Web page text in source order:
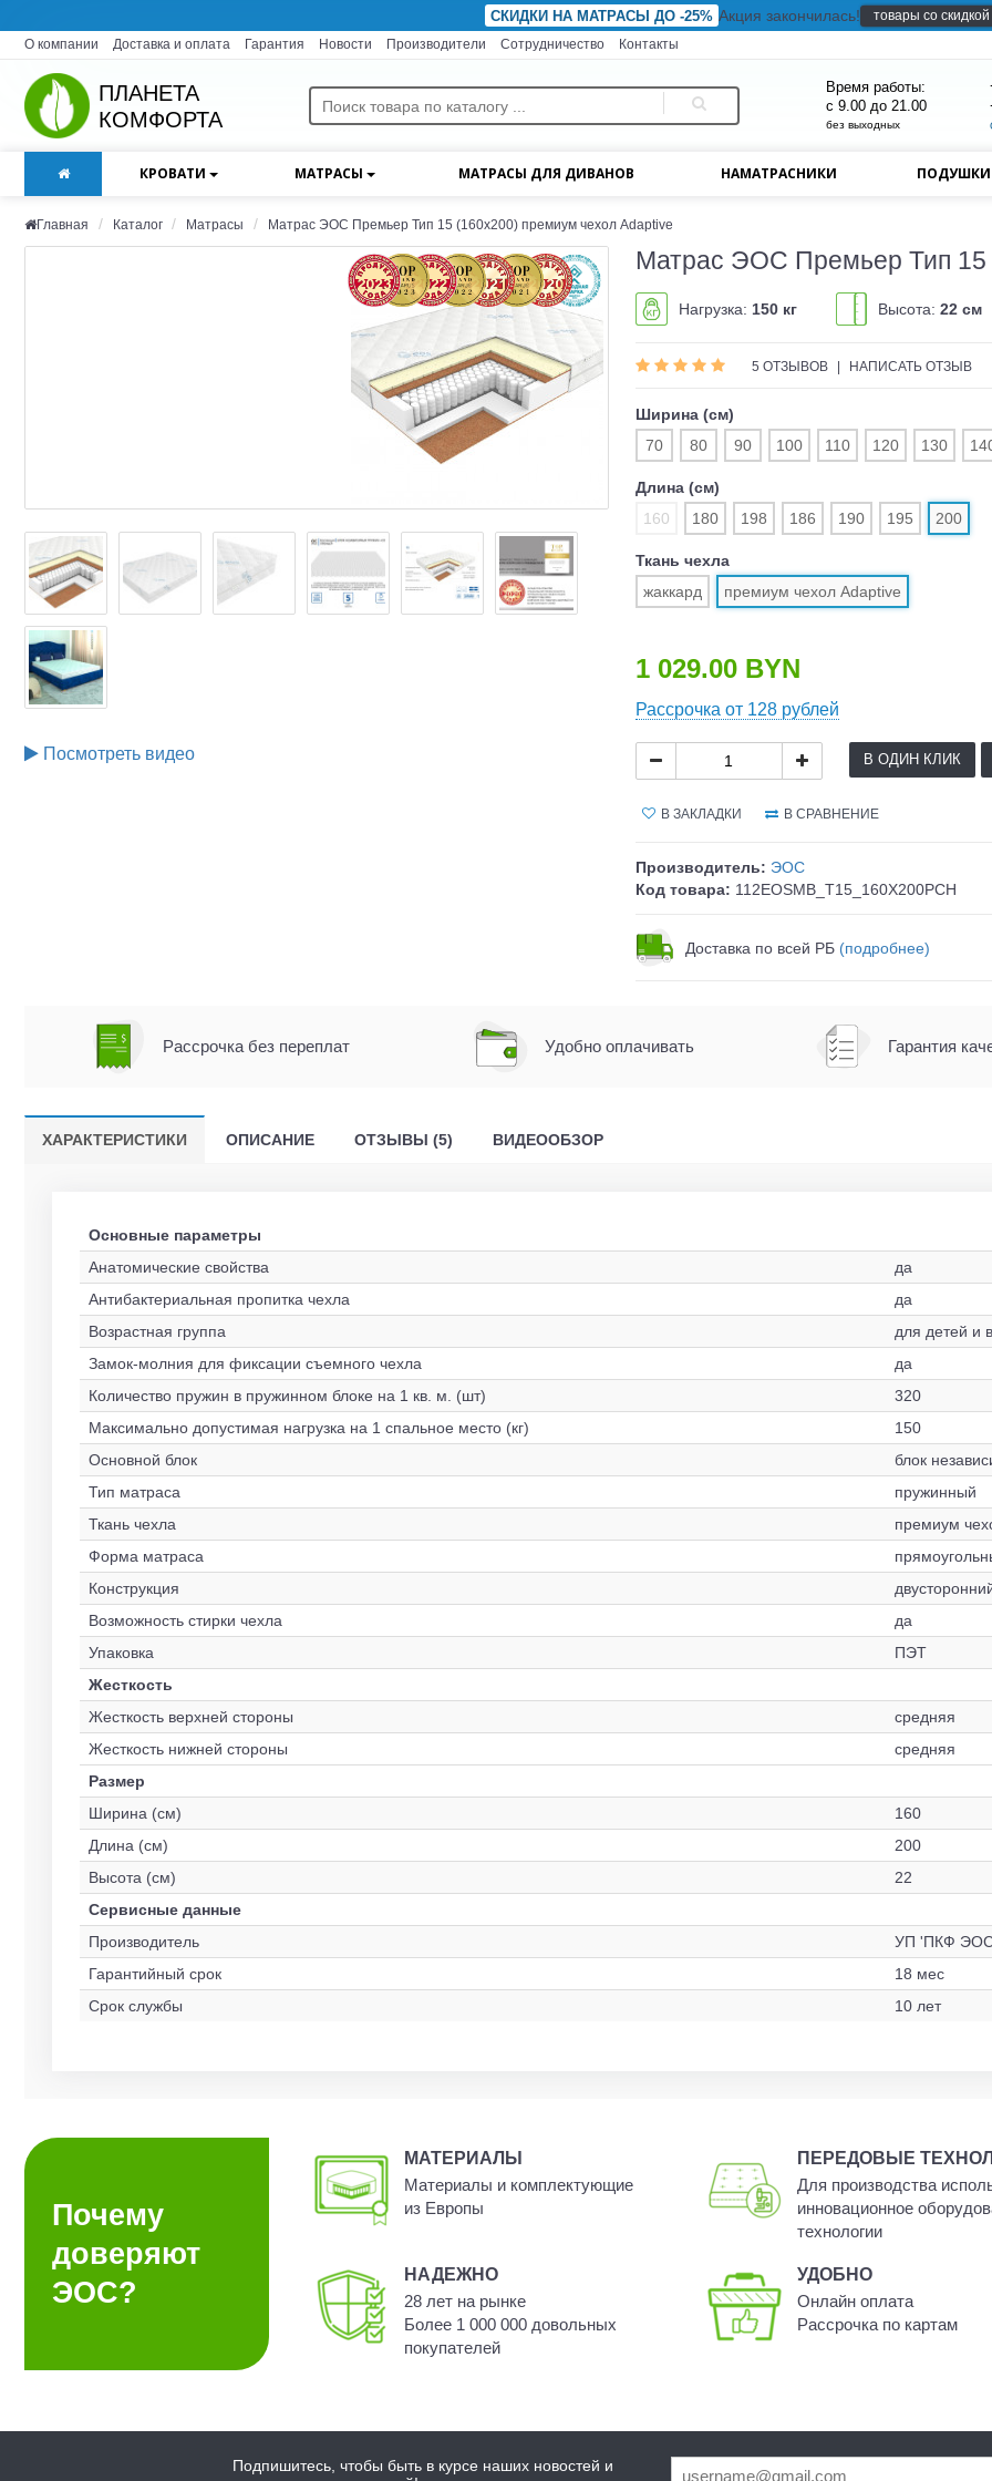
СКИДКИ НА МАТРАСЫ ДО -25% Акция закончилась!
товары со скидкой
О компании
Доставка и оплата Гарантия Новости Производители Сотрудничество Контакты
ПЛАНЕТА
КОМФОРТА
Время работы:
с 9.00 до 21.00
без выходных
КРОВАТИ МАТРАСЫ МАТРАСЫ ДЛЯ ДИВАНОВ НАМАТРАСНИКИ ПОДУШКИ
Главная Каталог Матрасы Матрас ЭОС Премьер Тип 15 (160x200) премиум чехол Adaptive
Посмотреть видео
Матрас ЭОС Премьер Тип 15
Нагрузка: 150 кг Высота:22 см
5 ОТЗЫВОВ НАПИСАТЬ ОТЗЫВ
Ширина (см)
70
80 90 100 110 120 130
Длина (см)
160
180 198 186 190 195 200
Ткань чехла
жаккард
премиум чехол Adaptive
1 029.00 BYN
Рассрочка от 128 рублей
В ОДИН КЛИК
В ЗАКЛАДКИ В СРАВНЕНИЕ
Производитель: ЭОС
Код товара: 112EOSMB_T15_160X200PCH
Доставка по всей РБ (подробнее)
Рассрочка без переплат Удобно оплачивать Гарантия
ХАРАКТЕРИСТИКИ ОПИСАНИЕ ОТЗЫВЫ (5) ВИДЕООБЗОР
Основные параметры
Анатомические свойства
да
Антибактериальная пропитка чехла
да
Возрастная группа
для детей и
Замок-молния для фиксации съемного чехла
да
Количество пружин в пружинном блоке на 1 кв. м. (шт)
320
Максимально допустимая нагрузка на 1 спальное место (кг)
150
Основной блок
блок
Тип матраса
пружинный
Ткань чехла
премиум
Форма матраса
Конструкция
Возможность стирки чехла
да
Упаковка
ПЭТ
Жесткость
Жесткость верхней стороны
средняя
Жесткость нижней стороны
средняя
Размер
Ширина (см)
160
Длина (см)
200
Высота (см)
22
Сервисные данные
Производитель
УП 'ПКФ
Гарантийный срок
18 мес
Срок службы
10 лет
Почему
доверяют
ЭОС?
МАТЕРИАЛЫ
Материалы и комплектующие
из Европы
ПЕРЕДОВЫЕ
Для производства
инновационное
технологии
НАДЕЖНО
28 лет на рынке
Более 1 000 000 довольных
покупателей
УДОБНО
Онлайн оплата
Рассрочка по картам
Подпишитесь, чтобы быть в курсе наших новостей и